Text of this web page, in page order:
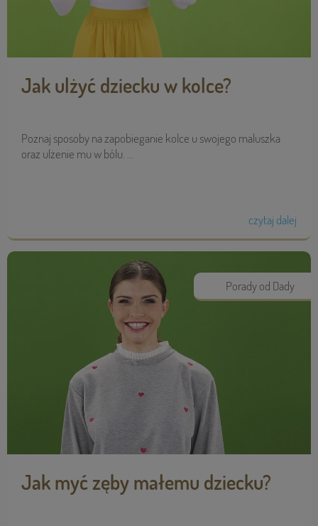
Jak ulżyć dziecku w kolce?
Poznaj sposoby na zapobieganie kolce u swojego maluszka
oraz ulżenie mu w bólu. ...
czytaj dalej
Porady od Dady
Jak myć zęby małemu dziecku?